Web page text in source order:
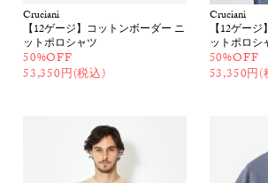
Cruciani
【12ゲージ】コットンボーダー ニ
ットポロシャツ
50%OFF
53,350円(税込)
Cruciani
【12ゲー
ットポロシ
50%OFF
53,350円(